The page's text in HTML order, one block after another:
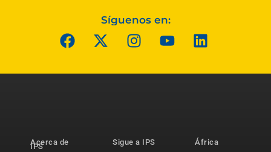
Síguenos en:
Acerca de
IPS
Sigue a IPS
África